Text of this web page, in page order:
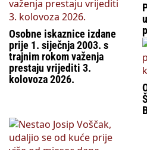
Osobne iskaznice izdane
prije 1. siječnja 2003. s
trajnim rokom važenja
prestaju vrijediti 3.
kolovoza 2026.